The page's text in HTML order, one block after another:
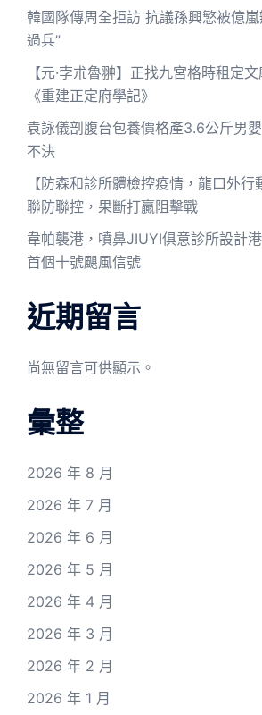
韓國隊傳周全拒訪 抗議孫興慜被億
過兵”
【元·孛朮魯翀】正找九宮格時租定
《重建正定府學記》
袁詠儀剖腹台包養價格產3.6公斤男
不決
【防森和診所體檢控疫情，龍口外
聯防聯控，果斷打贏阻擊戰
韋帕襲港，噴鼻JIUYI俱意診所設計
首個十號颶風信號
近期留言
尚無留言可供顯示。
彙整
2026 年 8 月
2026 年 7 月
2026 年 6 月
2026 年 5 月
2026 年 4 月
2026 年 3 月
2026 年 2 月
2026 年 1 月